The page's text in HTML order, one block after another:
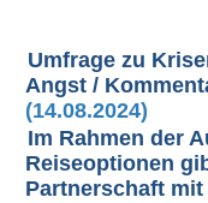
Umfrage zu
Angst /
(14.08.2024)
Im Rahmen der
Reiseoptionen
Partnerschaft